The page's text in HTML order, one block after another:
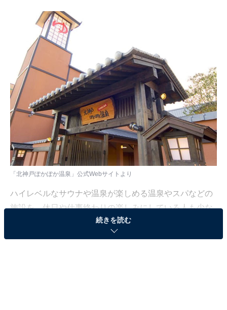
「北神戸ぽかぽか温泉」公式Webサイトより
ハイレベルなサウナや温泉が楽しめる温泉やスパなどの
施設を、休日や仕事終わりの楽しみにしている人も少な
くないはず。日々の疲れを癒すリラックスタイムは、何
物にも代えがたい時間ですよね。しかし、近年では高い
続きを読む